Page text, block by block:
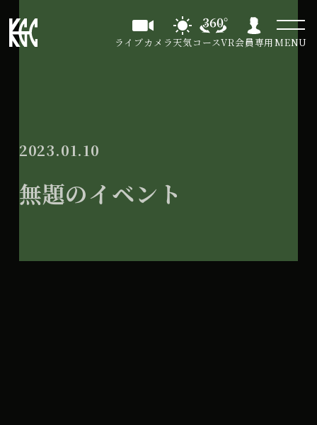
ライブカメラ天気コースVR会員専用MENU
2023.01.10
無題のイベント